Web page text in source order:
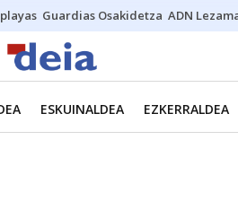
Guardias Osakidetza ADN
ESKUINALDEA EZKERRALDEA